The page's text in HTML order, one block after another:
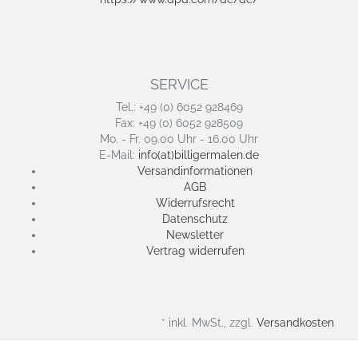
SERVICE
Tel.: +49 (0) 6052 928469
Fax: +49 (0) 6052 928509
Mo. - Fr. 09.00 Uhr - 16.00 Uhr
E-Mail: info(at)billigermalen.de
Versandinformationen
AGB
Widerrufsrecht
Datenschutz
Newsletter
Vertrag widerrufen
* inkl. MwSt., zzgl. Versandkosten